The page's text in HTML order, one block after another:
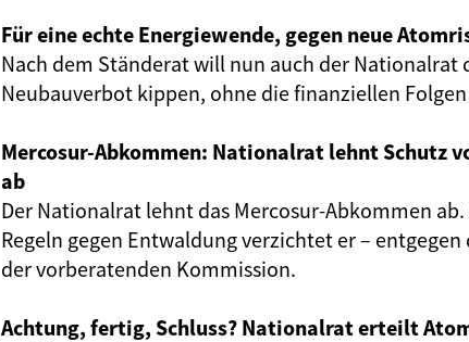
Für eine echte Energiewende, gegen neue
Nach dem Ständerat will nun auch der Nationalrat
Neubauverbot kippen, ohne die finanziellen
Mercosur-Abkommen: Nationalrat lehnt Schutz
ab
Der Nationalrat lehnt das Mercosur-Abkommen
Regeln gegen Entwaldung verzichtet er – entgegen
der vorberatenden Kommission.
Achtung, fertig, Schluss? Nationalrat erteilt